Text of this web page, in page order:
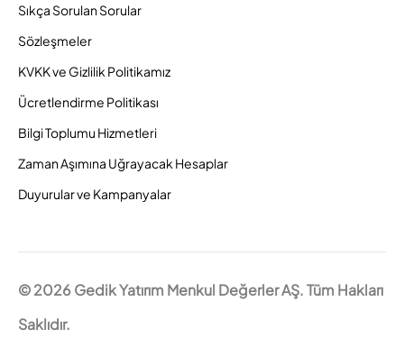
Sıkça Sorulan Sorular
Sözleşmeler
KVKK ve Gizlilik Politikamız
Ücretlendirme Politikası
Bilgi Toplumu Hizmetleri
Zaman Aşımına Uğrayacak Hesaplar
Duyurular ve Kampanyalar
© 2026 Gedik Yatırım Menkul Değerler AŞ. Tüm Hakları
Saklıdır.